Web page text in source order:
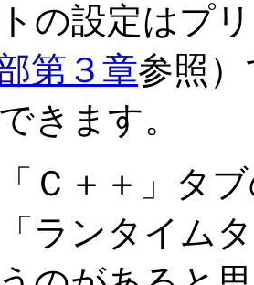
の設定はプ
第３章参照
きます。
Ｃ＋＋」タ
ランタイム